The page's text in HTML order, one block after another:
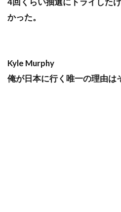
かった。
Kyle Murphy
俺が日本に行く唯一の理由は